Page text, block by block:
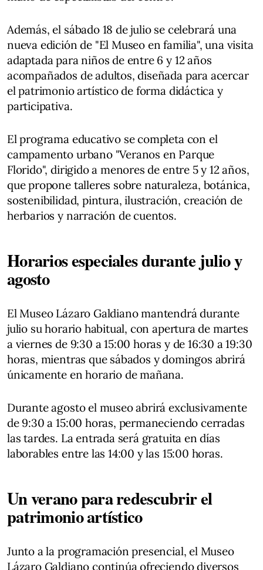
Además, el sábado 18 de julio se celebrará una
nueva edición de "El Museo en familia", una visita
adaptada para niños de entre 6 y 12 años
acompañados de adultos, diseñada para acercar
el patrimonio artístico de forma didáctica y
participativa.
El programa educativo se completa con el
campamento urbano "Veranos en Parque
Florido", dirigido a menores de entre 5 y 12 años,
que propone talleres sobre naturaleza, botánica,
sostenibilidad, pintura, ilustración, creación de
herbarios y narración de cuentos.
Horarios especiales durante julio y
agosto
El Museo Lázaro Galdiano mantendrá durante
julio su horario habitual, con apertura de martes
a viernes de 9:30 a 15:00 horas y de 16:30 a 19:30
horas, mientras que sábados y domingos abrirá
únicamente en horario de mañana.
Durante agosto el museo abrirá exclusivamente
de 9:30 a 15:00 horas, permaneciendo cerradas
las tardes. La entrada será gratuita en días
laborables entre las 14:00 y las 15:00 horas.
Un verano para redescubrir el
patrimonio artístico
Junto a la programación presencial, el Museo
Lázaro Galdiano continúa ofreciendo diversos